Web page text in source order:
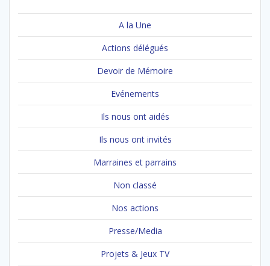
A la Une
Actions délégués
Devoir de Mémoire
Evénements
Ils nous ont aidés
Ils nous ont invités
Marraines et parrains
Non classé
Nos actions
Presse/Media
Projets & Jeux TV